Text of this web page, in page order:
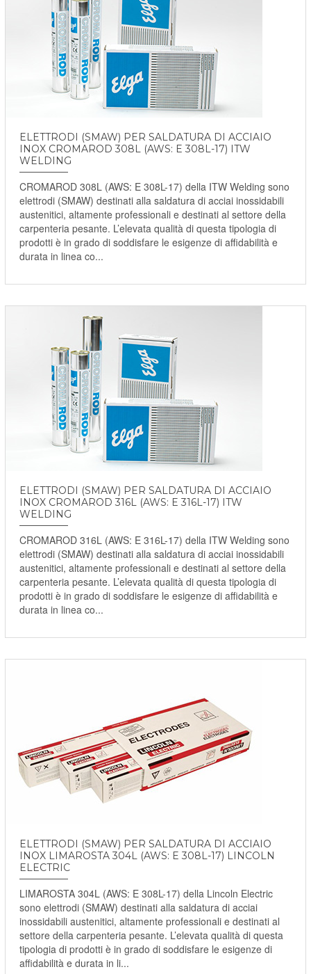
ELETTRODI (SMAW) PER SALDATURA DI ACCIAIO
INOX CROMAROD 308L (AWS: E 308L-17) ITW
WELDING
CROMAROD 308L (AWS: E 308L-17) della ITW Welding sono
elettrodi (SMAW) destinati alla saldatura di acciai inossidabili
austenitici, altamente professionali e destinati al settore della
carpenteria pesante. L’elevata qualità di questa tipologia di
prodotti è in grado di soddisfare le esigenze di affidabilità e
durata in linea co...
ELETTRODI (SMAW) PER SALDATURA DI ACCIAIO
INOX CROMAROD 316L (AWS: E 316L-17) ITW
WELDING
CROMAROD 316L (AWS: E 316L-17) della ITW Welding sono
elettrodi (SMAW) destinati alla saldatura di acciai inossidabili
austenitici, altamente professionali e destinati al settore della
carpenteria pesante. L’elevata qualità di questa tipologia di
prodotti è in grado di soddisfare le esigenze di affidabilità e
durata in linea co...
ELETTRODI (SMAW) PER SALDATURA DI ACCIAIO
INOX LIMAROSTA 304L (AWS: E 308L-17) LINCOLN
ELECTRIC
LIMAROSTA 304L (AWS: E 308L-17) della Lincoln Electric
sono elettrodi (SMAW) destinati alla saldatura di acciai
inossidabili austenitici, altamente professionali e destinati al
settore della carpenteria pesante. L’elevata qualità di questa
tipologia di prodotti è in grado di soddisfare le esigenze di
affidabilità e durata in li...